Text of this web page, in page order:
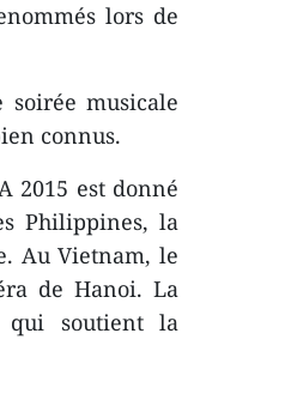
lors de
musicale
connus.
2015 est donné
Philippines, la
Au Vietnam, le
de Hanoi. La
qui soutient la